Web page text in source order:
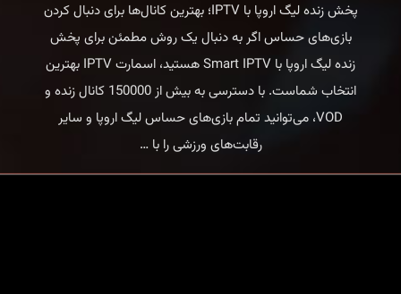
پخش زنده لیگ اروپا با IPTV؛ بهترین کانال‌ها برای دنبال کردن
بازی‌های حساس اگر به دنبال یک روش مطمئن برای پخش
زنده لیگ اروپا با Smart IPTV هستید، اسمارت IPTV بهترین
انتخاب شماست. با دسترسی به بیش از 150000 کانال زنده و
VOD، می‌توانید تمام بازی‌های حساس لیگ اروپا و سایر
رقابت‌های ورزشی را با…
زنده